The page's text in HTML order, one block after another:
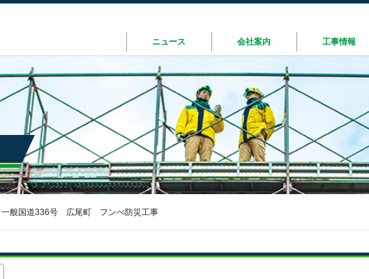
ニュース 会社案内 工事情報
一般国道336号 広尾町 フンべ防災工事